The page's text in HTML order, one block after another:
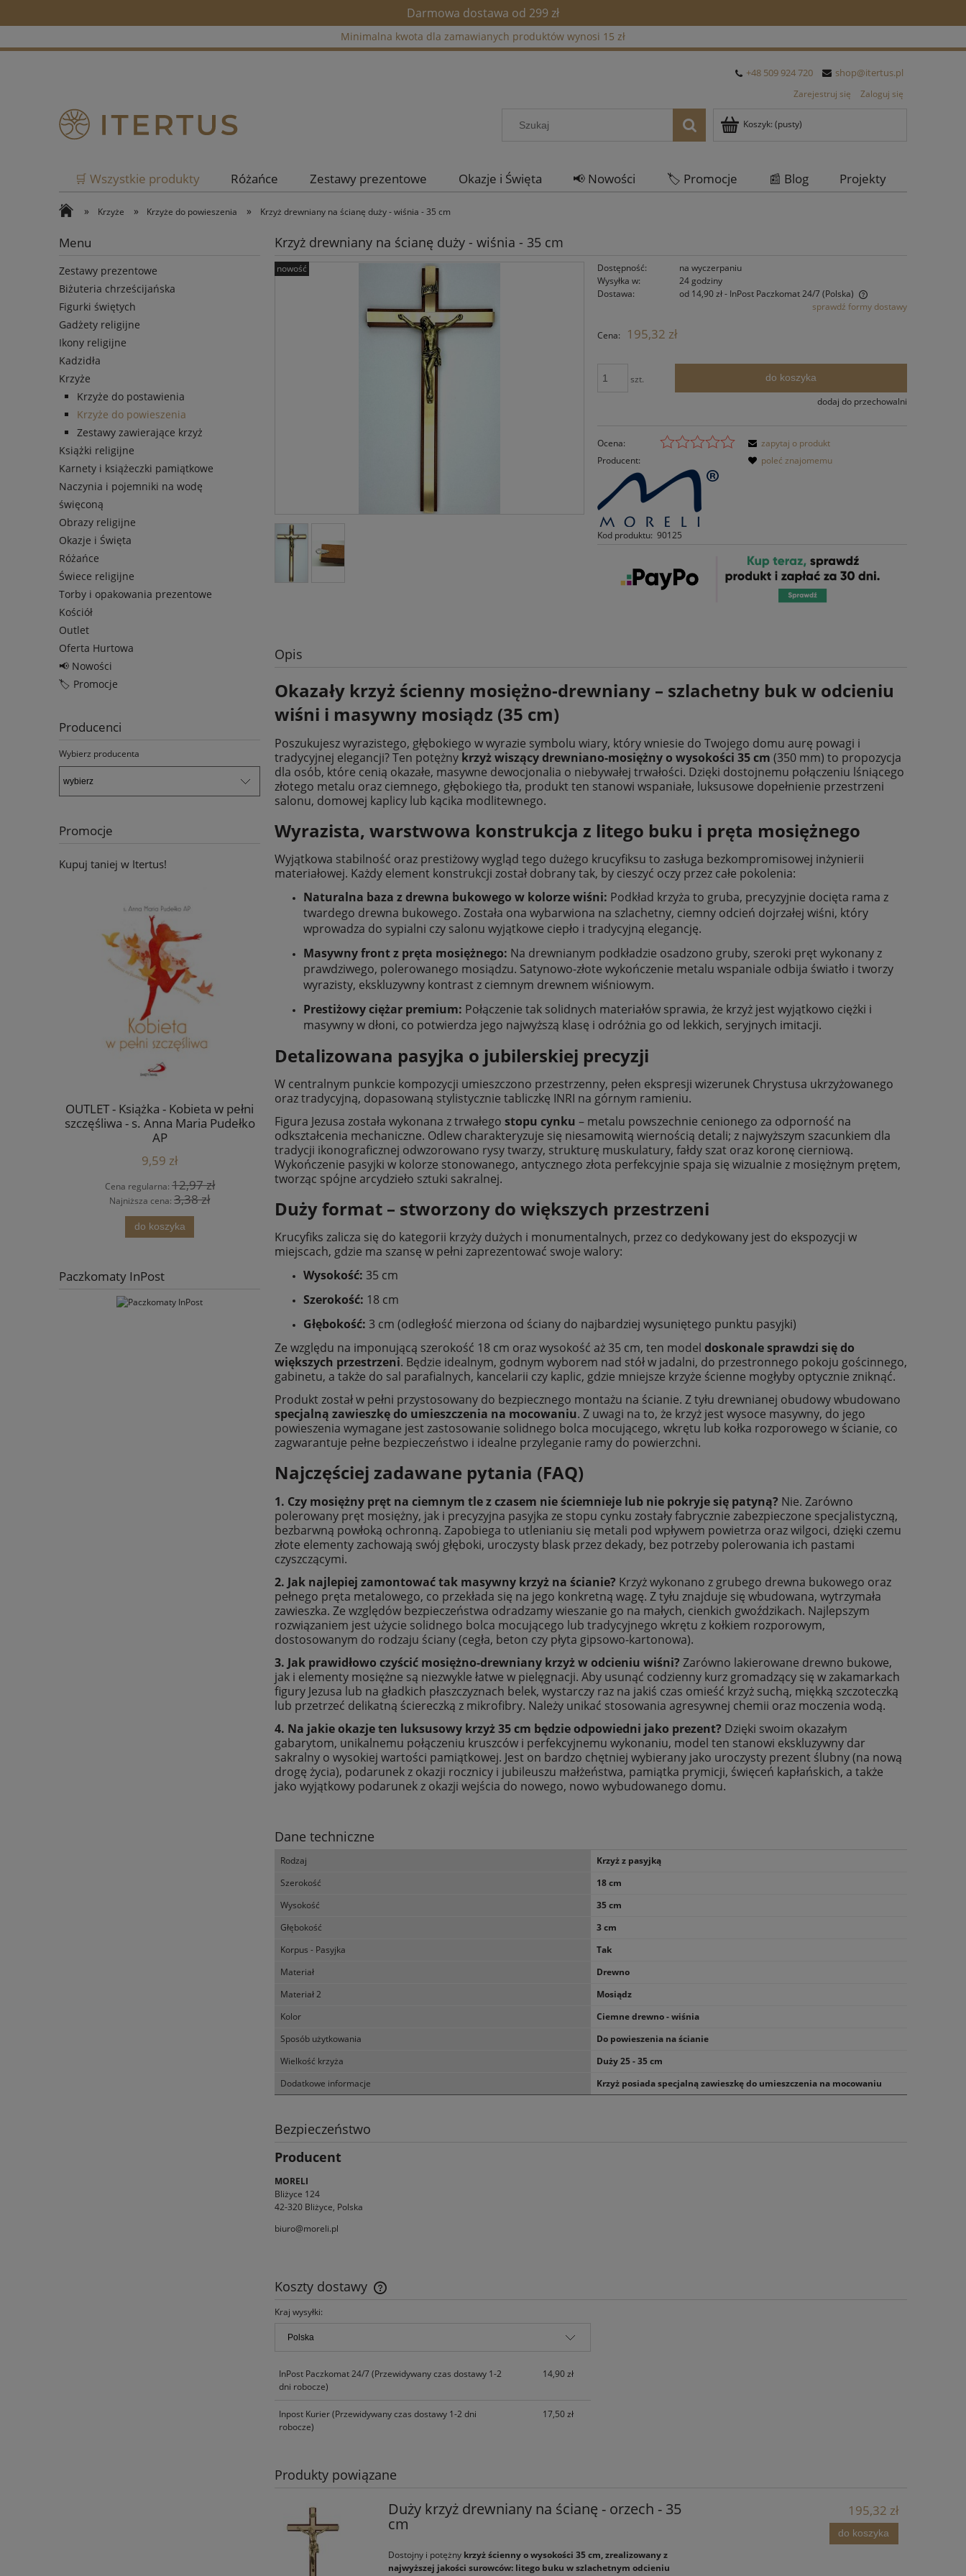
Darmowa dostawa od 299 zł
Minimalna kwota dla zamawianych produktów wynosi 15 zł
+48 509 924 720 shop@itertus.pl
Zarejestruj się Zaloguj się
Koszyk: (pusty)
🛒 Wszystkie produkty Różańce Zestawy prezentowe Okazje i Święta 📢 Nowości 🏷️ Promocje 📰 Blog
Projekty
» Krzyże » Krzyże do powieszenia » Krzyż drewniany na ścianę duży - wiśnia - 35 cm
Menu
Zestawy prezentowe
Biżuteria chrześcijańska
Figurki świętych
Gadżety religijne
Ikony religijne
Kadzidła
Krzyże
Krzyże do postawienia
Krzyże do powieszenia
Zestawy zawierające krzyż
Książki religijne
Karnety i książeczki pamiątkowe
Naczynia i pojemniki na wodę
święconą
Obrazy religijne
Okazje i Święta
Różańce
Świece religijne
Torby i opakowania prezentowe
Kościół
Outlet
Oferta Hurtowa
📢 Nowości
🏷️ Promocje
Producenci
Wybierz producenta
Promocje
Kupuj taniej w Itertus!
OUTLET - Książka - Kobieta w pełni
szczęśliwa - s. Anna Maria Pudełko
AP
9,59 zł
Cena regularna: 12,97 zł
Najniższa cena: 3,38 zł
do koszyka
Ikona Jana Pawła II - 40 x 50 cm -
OUTLET
680,00 zł
Cena regularna: 860,00 zł
Najniższa cena:
Poduszka dla dziecka, Mały Książę
36,00 zł
Najniższa cena: 49,20 zł
misiem
36,00 zł
Paczkomaty InPost
Krzyż drewniany na ścianę duży - wiśnia - 35 cm
nowość Dostępność:
na wyczerpaniu
Wysyłka w:
24 godziny
Dostawa:
od 14,90 zł- InPost Paczkomat 24/7(Polska)
płatności
sprawdź formy dostawy
Cena: 195,32 zł
szt. do koszyka
dodaj do przechowalni
Ocena:
Producent:
Kod produktu: 90125
zapytaj o produkt
poleć znajomemu
Opis
Okazały krzyż ścienny mosiężno-drewniany – szlachetny buk w odcieniu
wiśni i masywny mosiądz (35 cm)
Poszukujesz wyrazistego, głębokiego w wyrazie symbolu wiary, który wniesie do Twojego domu aurę powagi i
tradycyjnej elegancji? Ten potężny krzyż wiszący drewniano-mosiężny o wysokości 35 cm (350 mm) to propozycja
dla osób, które cenią okazałe, masywne dewocjonalia o niebywałej trwałości. Dzięki dostojnemu połączeniu lśniącego
złotego metalu oraz ciemnego, głębokiego tła, produkt ten stanowi wspaniałe, luksusowe dopełnienie przestrzeni
salonu, domowej kaplicy lub kącika modlitewnego.
Wyrazista, warstwowa konstrukcja z litego buku i pręta mosiężnego
Wyjątkowa stabilność oraz prestiżowy wygląd tego dużego krucyfiksu to zasługa bezkompromisowej inżynierii
materiałowej. Każdy element konstrukcji został dobrany tak, by cieszyć oczy przez całe pokolenia:
Naturalna baza z drewna bukowego w kolorze wiśni: Podkład krzyża to gruba, precyzyjnie docięta rama z
twardego drewna bukowego. Została ona wybarwiona na szlachetny, ciemny odcień dojrzałej wiśni, który
wprowadza do sypialni czy salonu wyjątkowe ciepło i tradycyjną elegancję.
Masywny front z pręta mosiężnego: Na drewnianym podkładzie osadzono gruby, szeroki pręt wykonany z
prawdziwego, polerowanego mosiądzu. Satynowo-złote wykończenie metalu wspaniale odbija światło i tworzy
wyrazisty, ekskluzywny kontrast z ciemnym drewnem wiśniowym.
Prestiżowy ciężar premium: Połączenie tak solidnych materiałów sprawia, że krzyż jest wyjątkowo ciężki i
masywny w dłoni, co potwierdza jego najwyższą klasę i odróżnia go od lekkich, seryjnych imitacji.
Detalizowana pasyjka o jubilerskiej precyzji
W centralnym punkcie kompozycji umieszczono przestrzenny, pełen ekspresji wizerunek Chrystusa ukrzyżowanego
oraz tradycyjną, dopasowaną stylistycznie tabliczkę INRI na górnym ramieniu.
Figura Jezusa została wykonana z trwałego stopu cynku – metalu powszechnie cenionego za odporność na
odkształcenia mechaniczne. Odlew charakteryzuje się niesamowitą wiernością detali; z najwyższym szacunkiem dla
tradycji ikonograficznej odwzorowano rysy twarzy, strukturę muskulatury, fałdy szat oraz koronę cierniową.
Wykończenie pasyjki w kolorze stonowanego, antycznego złota perfekcyjnie spaja się wizualnie z mosiężnym prętem,
tworząc spójne arcydzieło sztuki sakralnej.
Duży format – stworzony do większych przestrzeni
Krucyfiks zalicza się do kategorii krzyży dużych i monumentalnych, przez co dedykowany jest do ekspozycji w
miejscach, gdzie ma szansę w pełni zaprezentować swoje walory:
Wysokość: 35 cm
Szerokość: 18 cm
Głębokość: 3 cm (odległość mierzona od ściany do najbardziej wysuniętego punktu pasyjki)
Ze względu na imponującą szerokość 18 cm oraz wysokość aż 35 cm, ten model doskonale sprawdzi się do
większych przestrzeni. Będzie idealnym, godnym wyborem nad stół w jadalni, do przestronnego pokoju gościnnego,
gabinetu, a także do sal parafialnych, kancelarii czy kaplic, gdzie mniejsze krzyże ścienne mogłyby optycznie zniknąć.
Produkt został w pełni przystosowany do bezpiecznego montażu na ścianie. Z tyłu drewnianej obudowy wbudowano
specjalną zawieszkę do umieszczenia na mocowaniu. Z uwagi na to, że krzyż jest wysoce masywny, do jego
powieszenia wymagane jest zastosowanie solidnego bolca mocującego, wkrętu lub kołka rozporowego w ścianie, co
zagwarantuje pełne bezpieczeństwo i idealne przyleganie ramy do powierzchni.
Najczęściej zadawane pytania (FAQ)
1. Czy mosiężny pręt na ciemnym tle z czasem nie ściemnieje lub nie pokryje się patyną? Nie. Zarówno
polerowany pręt mosiężny, jak i precyzyjna pasyjka ze stopu cynku zostały fabrycznie zabezpieczone specjalistyczną,
bezbarwną powłoką ochronną. Zapobiega to utlenianiu się metali pod wpływem powietrza oraz wilgoci, dzięki czemu
złote elementy zachowają swój głęboki, uroczysty blask przez dekady, bez potrzeby polerowania ich pastami
czyszczącymi.
2. Jak najlepiej zamontować tak masywny krzyż na ścianie? Krzyż wykonano z grubego drewna bukowego oraz
pełnego pręta metalowego, co przekłada się na jego konkretną wagę. Z tyłu znajduje się wbudowana, wytrzymała
zawieszka. Ze względów bezpieczeństwa odradzamy wieszanie go na małych, cienkich gwoździkach. Najlepszym
rozwiązaniem jest użycie solidnego bolca mocującego lub tradycyjnego wkrętu z kołkiem rozporowym,
dostosowanym do rodzaju ściany (cegła, beton czy płyta gipsowo-kartonowa).
3. Jak prawidłowo czyścić mosiężno-drewniany krzyż w odcieniu wiśni? Zarówno lakierowane drewno bukowe,
jak i elementy mosiężne są niezwykle łatwe w pielęgnacji. Aby usunąć codzienny kurz gromadzący się w zakamarkach
figury Jezusa lub na gładkich płaszczyznach belek, wystarczy raz na jakiś czas omieść krzyż suchą, miękką szczoteczką
lub przetrzeć delikatną ściereczką z mikrofibry. Należy unikać stosowania agresywnej chemii oraz moczenia wodą.
4. Na jakie okazje ten luksusowy krzyż 35 cm będzie odpowiedni jako prezent? Dzięki swoim okazałym
gabarytom, unikalnemu połączeniu kruszców i perfekcyjnemu wykonaniu, model ten stanowi ekskluzywny dar
sakralny o wysokiej wartości pamiątkowej. Jest on bardzo chętniej wybierany jako uroczysty prezent ślubny (na nową
drogę życia), podarunek z okazji rocznicy i jubileuszu małżeństwa, pamiątka prymicji, święceń kapłańskich, a także
jako wyjątkowy podarunek z okazji wejścia do nowego, nowo wybudowanego domu.
Dane techniczne
Rodzaj
Krzyż z pasyjką
Szerokość
18 cm
Wysokość
35 cm
Głębokość
3 cm
Korpus - Pasyjka
Tak
Materiał
Drewno
Materiał 2
Mosiądz
Kolor
Ciemne drewno - wiśnia
Sposób użytkowania
Do powieszenia na ścianie
Wielkość krzyża
Duży 25 - 35 cm
Dodatkowe informacje
Krzyż posiada specjalną zawieszkę do umieszczenia na mocowaniu
Bezpieczeństwo
Producent
MORELI
Bliżyce 124
42-320 Bliżyce, Polska
biuro@moreli.pl
Koszty dostawy
Kraj wysyłki:
InPost Paczkomat 24/7(Przewidywany czas dostawy 1-2
dni robocze)
14,90 zł
Inpost Kurier(Przewidywany czas dostawy 1-2 dni
robocze)
17,50 zł
Produkty powiązane
Duży krzyż drewniany na ścianę - orzech - 35
cm
Dostojny i potężny krzyż ścienny o wysokości 35 cm, zrealizowany z
najwyższej jakości surowców: litego buku w szlachetnym odcieniu
195,32 zł
do koszyka